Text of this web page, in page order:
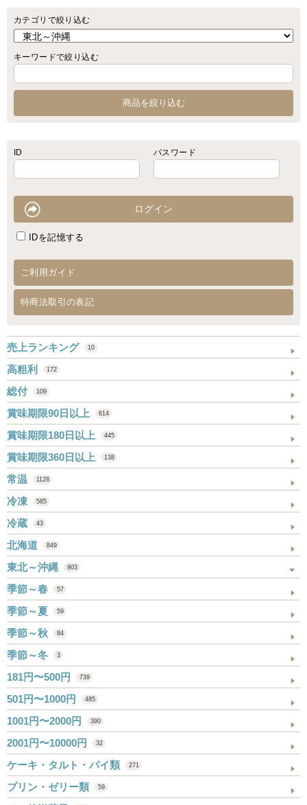
カテゴリで絞り込む
キーワードで絞り込む
ID パスワード
IDを記憶する
ご利用ガイド
特商法取引の表記
売上ランキング 10
高粗利 172
総付 109
賞味期限90日以上 614
賞味期限180日以上 445
賞味期限360日以上 138
常温 1128
冷凍 585
冷蔵 43
北海道 849
東北～沖縄 903
季節～春 57
季節～夏 59
季節～秋 84
季節～冬 3
181円〜500円 739
501円〜1000円 485
1001円〜2000円 390
2001円〜10000円 32
ケーキ・タルト・パイ類 271
プリン・ゼリー類 59